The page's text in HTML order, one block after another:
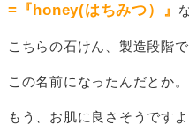
=『honey(はちみつ）』
こちらの石けん、製造段階
この名前になったんだとか。
もう、お肌に良さそうです